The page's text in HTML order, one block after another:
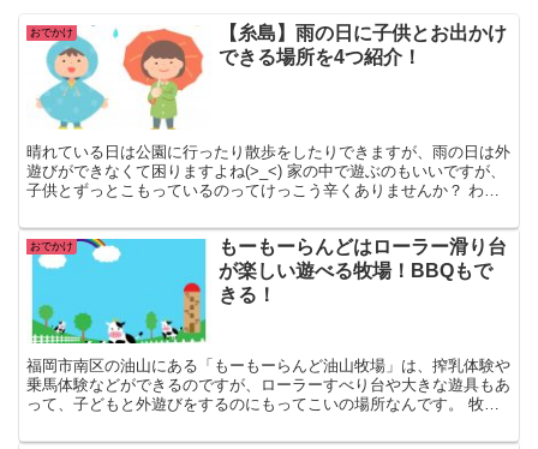
おでかけ
【糸島】雨の日に子供とお出かけ
できる場所を4つ紹介！
晴れている日は公園に行ったり散歩をしたりできますが、雨の日は外
遊びができなくて困りますよね(>_<) 家の中で遊ぶのもいいですが、
子供とずっとこもっているのってけっこう辛くありませんか？ わた
おでかけ
もーもーらんどはローラー滑り台
が楽しい遊べる牧場！BBQもで
きる！
福岡市南区の油山にある「もーもーらんど油山牧場」は、搾乳体験や
乗馬体験などができるのですが、ローラーすべり台や大きな遊具もあ
って、子どもと外遊びをするのにもってこいの場所なんです。 牧場